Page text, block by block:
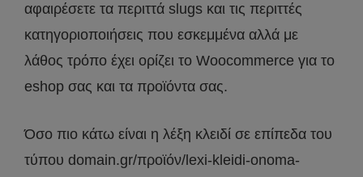
αφαιρέσετε τα περιττά slugs και τις περιττές
κατηγοριοποιήσεις που εσκεμμένα αλλά με
λάθος τρόπο έχει ορίζει το Woocommerce για το
eshop σας και τα προϊόντα σας.
Όσο πιο κάτω είναι η λέξη κλειδί σε επίπεδα του
τύπου domain.gr/προϊόν/lexi-kleidi-onoma-